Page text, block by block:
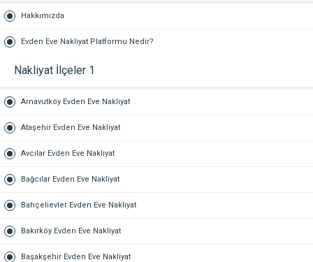
Hakkımızda
Evden Eve Nakliyat Platformu Nedir?
Nakliyat İlçeler 1
Arnavutköy Evden Eve Nakliyat
Ataşehir Evden Eve Nakliyat
Avcılar Evden Eve Nakliyat
Bağcılar Evden Eve Nakliyat
Bahçelievler Evden Eve Nakliyat
Bakırköy Evden Eve Nakliyat
Başakşehir Evden Eve Nakliyat